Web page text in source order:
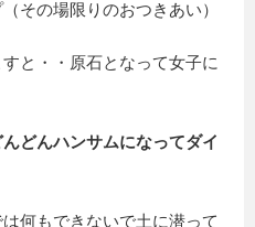
その場限りのおつきあい）
と・・原石となって女子に
どんハンサムになってダイ
何もできないで土に潜って